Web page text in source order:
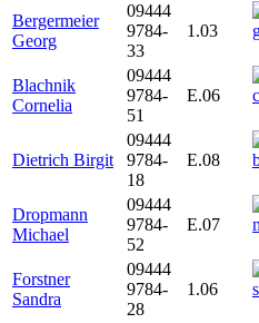
Bergermeier
Georg
09444
9784-
33
1.03
Blachnik
Cornelia
09444
9784-
51
E.06
Dietrich Birgit
09444
9784-
18
E.08
Dropmann
Michael
09444
9784-
52
E.07
Forstner
Sandra
09444
9784-
28
1.06